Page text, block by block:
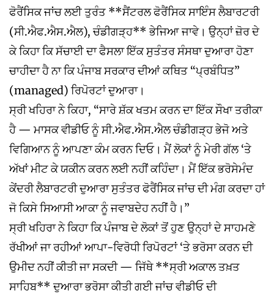
ਫੋਰੈਂਸਿਕ ਜਾਂਚ ਲਈ ਤੁਰੰਤ **ਸੈਂਟਰਲ ਫੋਰੈਂਸਿਕ ਸਾਇੰਸ ਲੈਬਾਰਟਰੀ
(ਸੀ.ਐਫ.ਐਸ.ਐਲ), ਚੰਡੀਗੜ੍ਹ** ਭੇਜਿਆ ਜਾਵੇ। ਉਨ੍ਹਾਂ ਜ਼ੋਰ ਦੇ
ਕੇ ਕਿਹਾ ਕਿ ਸੱਚਾਈ ਦਾ ਫੈਸਲਾ ਇੱਕ ਸੁਤੰਤਰ ਸੰਸਥਾ ਦੁਆਰਾ ਹੋਣਾ
ਚਾਹੀਦਾ ਹੈ ਨਾ ਕਿ ਪੰਜਾਬ ਸਰਕਾਰ ਦੀਆਂ ਕਥਿਤ “ਪ੍ਰਬੰਧਿਤ”
(managed) ਰਿਪੋਰਟਾਂ ਦੁਆਰਾ।
ਸ੍ਰੀ ਖਹਿਰਾ ਨੇ ਕਿਹਾ, “ਸਾਰੇ ਸ਼ੱਕ ਖਤਮ ਕਰਨ ਦਾ ਇੱਕ ਸੌਖਾ ਤਰੀਕਾ
ਹੈ — ਮਾਸਕ ਵੀਡੀਓ ਨੂੰ ਸੀ.ਐਫ.ਐਸ.ਐਲ ਚੰਡੀਗੜ੍ਹ ਭੇਜੋ ਅਤੇ
ਵਿਗਿਆਨ ਨੂੰ ਆਪਣਾ ਕੰਮ ਕਰਨ ਦਿਓ। ਮੈਂ ਲੋਕਾਂ ਨੂੰ ਮੇਰੀ ਗੱਲ ‘ਤੇ
ਅੱਖਾਂ ਮੀਟ ਕੇ ਯਕੀਨ ਕਰਨ ਲਈ ਨਹੀਂ ਕਹਿੰਦਾ। ਮੈਂ ਇੱਕ ਭਰੋਸੇਮੰਦ
ਕੇਂਦਰੀ ਲੈਬਾਰਟਰੀ ਦੁਆਰਾ ਸੁਤੰਤਰ ਫੋਰੈਂਸਿਕ ਜਾਂਚ ਦੀ ਮੰਗ ਕਰਦਾ ਹਾਂ
ਜੋ ਕਿਸੇ ਸਿਆਸੀ ਆਕਾ ਨੂੰ ਜਵਾਬਦੇਹ ਨਹੀਂ ਹੈ।”
ਸ੍ਰੀ ਖਹਿਰਾ ਨੇ ਕਿਹਾ ਕਿ ਪੰਜਾਬ ਦੇ ਲੋਕਾਂ ਤੋਂ ਹੁਣ ਉਨ੍ਹਾਂ ਦੇ ਸਾਹਮਣੇ
ਰੱਖੀਆਂ ਜਾ ਰਹੀਆਂ ਆਪਾ-ਵਿਰੋਧੀ ਰਿਪੋਰਟਾਂ ‘ਤੇ ਭਰੋਸਾ ਕਰਨ ਦੀ
ਉਮੀਦ ਨਹੀਂ ਕੀਤੀ ਜਾ ਸਕਦੀ — ਜਿੱਥੇ **ਸ੍ਰੀ ਅਕਾਲ ਤਖ਼ਤ
ਸਾਹਿਬ** ਦੁਆਰਾ ਭਰੋਸਾ ਕੀਤੀ ਗਈ ਜਾਂਚ ਵੀਡੀਓ ਦੀ